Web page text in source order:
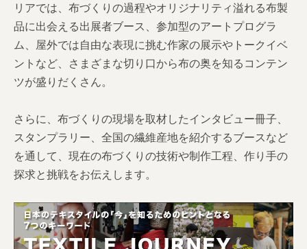
リアでは、布づくりの過程やオリジナリティ溢れる布製
品に出会える出展者ブース、参加型のアートプログラ
ム、屋外では自由な表現に挑む作家の展示やトークイベ
ントなど、さまざまな切り口から布の奥を知るコンテン
ツが盛りだくさん。
さらに、布づくりの現場を取材したインタビュー冊子、
スタンプラリー、全国の繊維産地を紹介するブースなど
を通して、現在の布づくりの技術や制作工程、作り手の
探求と挑戦をお伝えします。